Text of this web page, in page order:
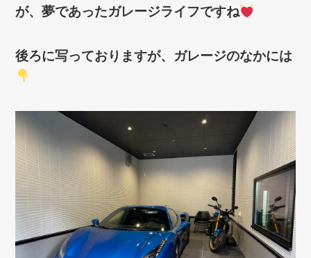
が、夢であったガレージライフですね
後ろに写っておりますが、ガレージのなかには